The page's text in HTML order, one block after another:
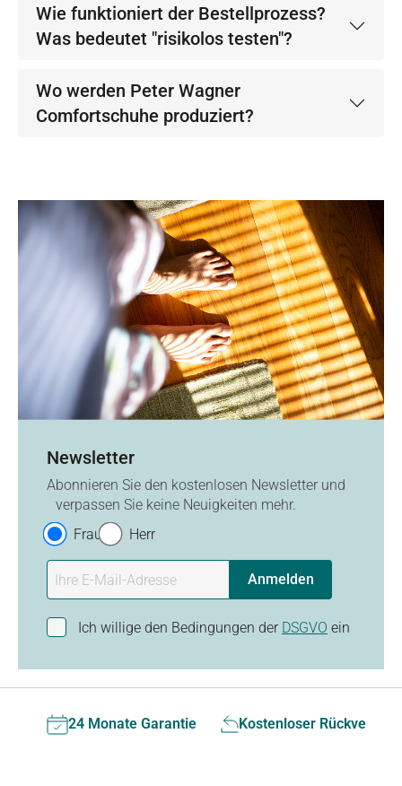
Wie funktioniert der Bestellprozess?
Was bedeutet "risikolos testen"?
Wo werden Peter Wagner
Comfortschuhe produziert?
Newsletter
Abonnieren Sie den kostenlosen Newsletter und
verpassen Sie keine Neuigkeiten mehr.
Frau
Herr
Anmelden
Ich willige den Bedingungen der DSGVO ein
24 Monate Garantie Kostenloser Rückversand